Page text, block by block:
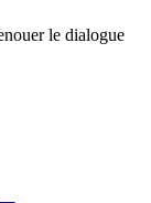
le dialogue